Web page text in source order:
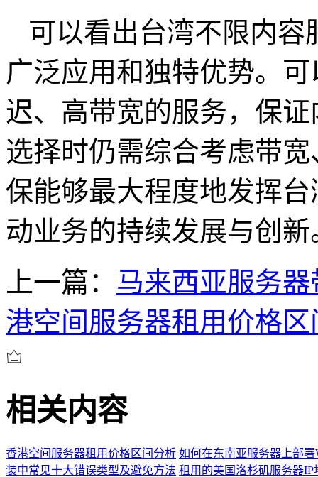
可以看出台湾不限内
广泛应用和独特优势。
迟、高带宽的服务，保
选择时仍需综合考虑带
保能够最大程度地发挥
动业务的持续发展与创新
上一篇： 马来西亚服务
港空间服务器租用价格区
相关内容
香港空间服务器租用价格区间分析 如何在东南亚服务器上部署
装中常见十大错误类型及避免方法 租用的美国洛杉矶服务器IP